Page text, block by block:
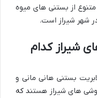
متنوع از بستنی های میوه
شهر شیراز است.
شیراز کدام
بستنی هانی مانی و
های شیراز هستند که